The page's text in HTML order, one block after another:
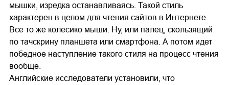
мышки, изредка останавливаясь. Такой стиль
характерен в целом для чтения сайтов в Интернете.
Все то же колесико мыши. Ну, или палец, скользящий
по тачскрину планшета или смартфона. А потом идет
победное наступление такого стиля на процесс чтения
вообще.
Английские исследователи установили, что